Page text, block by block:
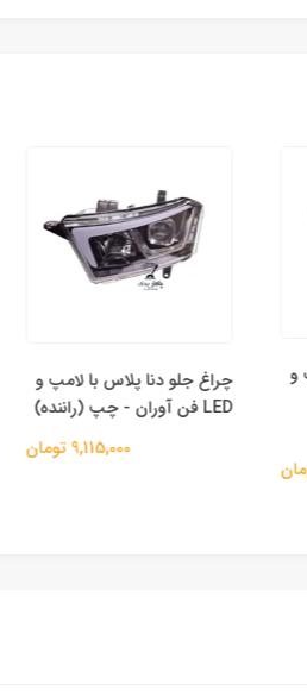
و
چراغ جلو دنا پلاس با لامپ و
LED فن آوران - چپ (راننده)
9,115,000 تومان